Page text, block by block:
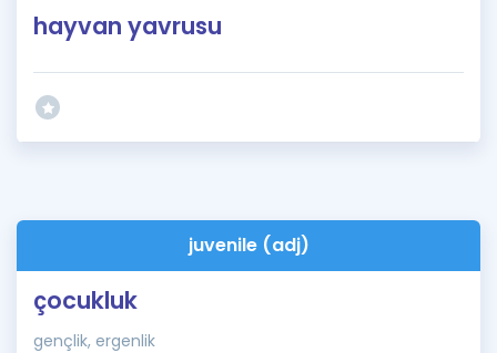
hayvan yavrusu
juvenile (adj)
çocukluk
gençlik, ergenlik